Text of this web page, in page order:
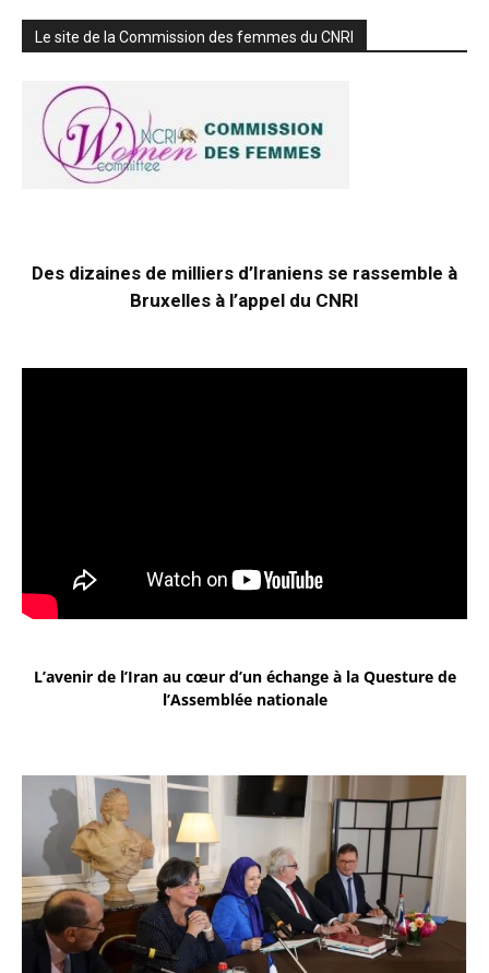
Le site de la Commission des femmes du CNRI
Des dizaines de milliers d’Iraniens se rassemble à
Bruxelles à l’appel du CNRI
L’avenir de l’Iran au cœur d’un échange à la Questure de
l’Assemblée nationale